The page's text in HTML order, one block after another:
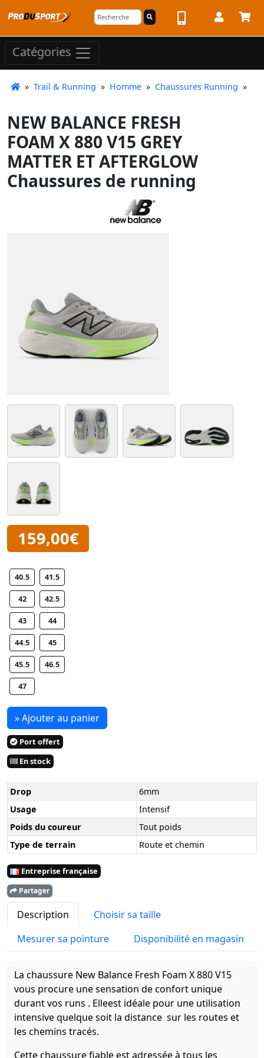
Catégories
» Trail & Running » Homme » Chaussures Running »
NEW BALANCE FRESH
FOAM X 880 V15 GREY
MATTER ET AFTERGLOW
Chaussures de running
159,00€
40.5 41.5
42 42.5
43 44
44.5 45
45.5 46.5
47
» Ajouter au panier
Port offert
En stock
Drop
6mm
Usage
Intensif
Poids du coureur
Tout poids
Type de terrain
Route et chemin
Entreprise française
Partager
Description
Choisir sa taille
Mesurer sa pointure
Disponibilité en magasin
La chaussure New Balance Fresh Foam X 880 V15
vous procure une sensation de confort unique
durant vos runs . Elleest idéale pour une utilisation
intensive quelque soit la distance sur les routes et
les chemins tracés.
Cette chaussure fiable est adressée à tous les